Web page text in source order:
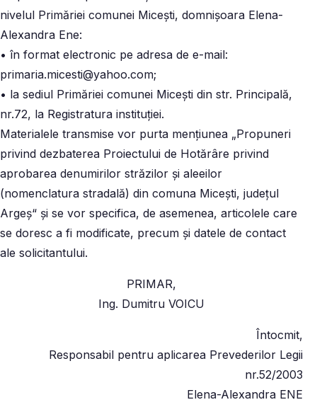
nivelul Primăriei comunei Miceşti, domnişoara Elena-
Alexandra Ene:
• în format electronic pe adresa de e-mail:
primaria.micesti@yahoo.com;
• la sediul Primăriei comunei Miceşti din str. Principală,
nr.72, la Registratura instituţiei.
Materialele transmise vor purta menţiunea „Propuneri
privind dezbaterea Proiectului de Hotărâre privind
aprobarea denumirilor străzilor şi aleeilor
(nomenclatura stradală) din comuna Micești, județul
Argeș“ şi se vor specifica, de asemenea, articolele care
se doresc a fi modificate, precum şi datele de contact
ale solicitantului.
PRIMAR,
Ing. Dumitru VOICU
Întocmit,
Responsabil pentru aplicarea Prevederilor Legii
nr.52/2003
Elena-Alexandra ENE